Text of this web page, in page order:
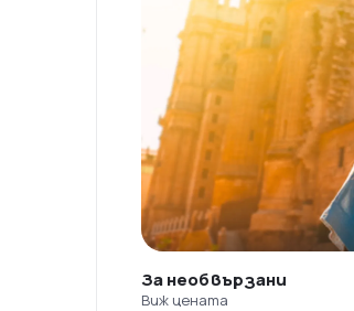
За необвързани
Виж цената